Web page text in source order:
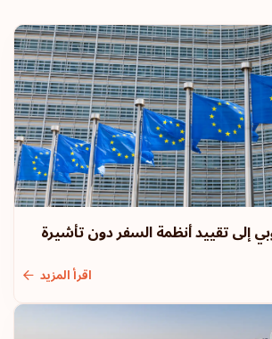
إلى تقييد أنظمة السفر دون تأشيرة
اقرأ المزيد